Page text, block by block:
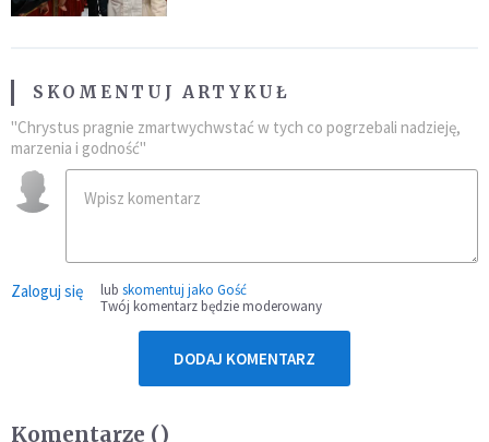
SKOMENTUJ ARTYKUŁ
"Chrystus pragnie zmartwychwstać w tych co pogrzebali nadzieję,
marzenia i godność"
Zaloguj się lub skomentuj jako Gość
Twój komentarz będzie moderowany
DODAJ KOMENTARZ
Komentarze ()